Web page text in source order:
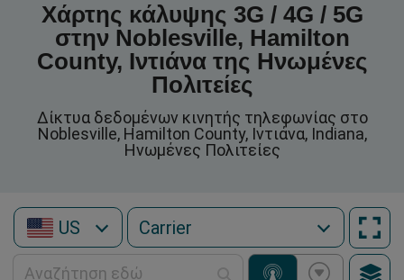
Χάρτης κάλυψης 3G / 4G / 5G
στην Noblesville, Hamilton
County, Ιντιάνα της Ηνωμένες
Πολιτείες
Δίκτυα δεδομένων κινητής τηλεφωνίας στο
Noblesville, Hamilton County, Ιντιάνα, Indiana,
Ηνωμένες Πολιτείες
US